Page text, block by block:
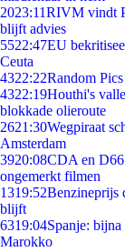
2023:11RIVM vindt
blijft advies
5522:47EU
Ceuta
4322:22Random
4322:19Houthi's
blokkade olieroute
2621:30Wegpiraat
Amsterdam
3920:08CDA en
ongemerkt filmen
1319:52Benzineprijs
blijft
6319:04Spanje:
Marokko